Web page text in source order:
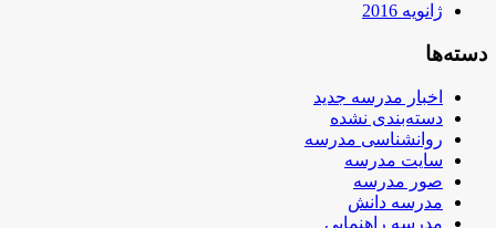
ژانویه 2016
دسته‌ها
اخبار مدرسه جدید
دسته‌بندی نشده
روانشناسی مدرسه
سایت مدرسه
صور مدرسه
مدرسه دانش
مدرسه راهنمایی